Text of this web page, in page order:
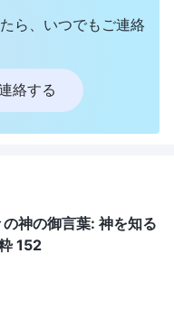
ら、いつでもご連絡
絡する
の神の御言葉: 神を知る
粋 152